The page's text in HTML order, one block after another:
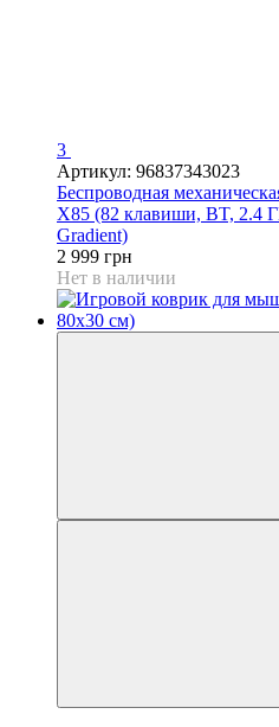
3
Артикул: 96837343023
Беспроводная
X85 (82 клавиши, BT, 2.4
Gradient)
2 999 грн
Нет в наличии